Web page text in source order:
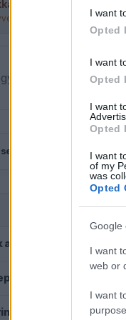
I want
Opted
I want
Opted
I want
Opted
I want
of my
was
Opted
Google
I want
web or
I want
rendelkezel?
és jelszóval, majd állj át
te az első!
minket a Google
az áttörésben,
vallomást tett a
kelhet el Michael